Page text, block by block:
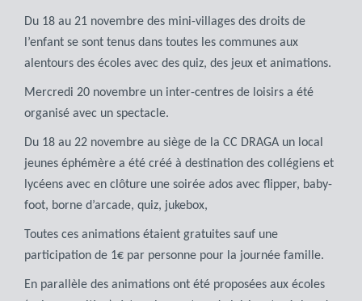
Du 18 au 21 novembre des mini-villages des droits de
l’enfant se sont tenus dans toutes les communes aux
alentours des écoles avec des quiz, des jeux et animations.
Mercredi 20 novembre un inter-centres de loisirs a été
organisé avec un spectacle.
Du 18 au 22 novembre au siège de la CC DRAGA un local
jeunes éphémère a été créé à destination des collégiens et
lycéens avec en clôture une soirée ados avec flipper, baby-
foot, borne d’arcade, quiz, jukebox,
Toutes ces animations étaient gratuites sauf une
participation de 1€ par personne pour la journée famille.
En parallèle des animations ont été proposées aux écoles